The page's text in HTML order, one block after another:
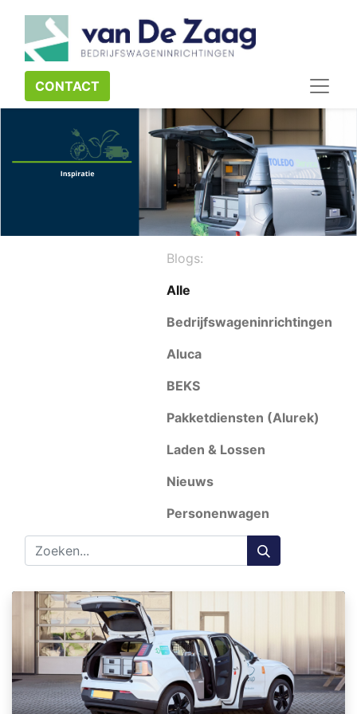
CONTACT​​​​
Blogs:
Alle
Bedrijfswageninrichtingen
Aluca
BEKS
Pakketdiensten (Alurek)
Laden & Lossen
Nieuws
Personenwagen